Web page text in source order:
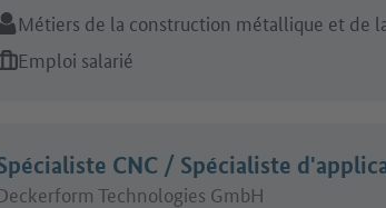
Métiers de la construction métallique et de
d'offre d'emploi:
Emploi salarié
CNC / Spécialiste
Technologies GmbH